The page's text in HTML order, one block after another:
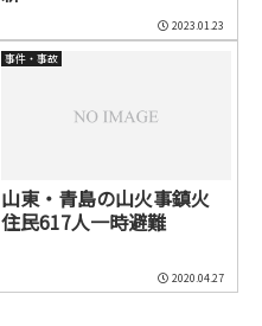
2023.01.23
事件・事故
山東・青島の山火事鎮火
住民617人一時避難
2020.04.27